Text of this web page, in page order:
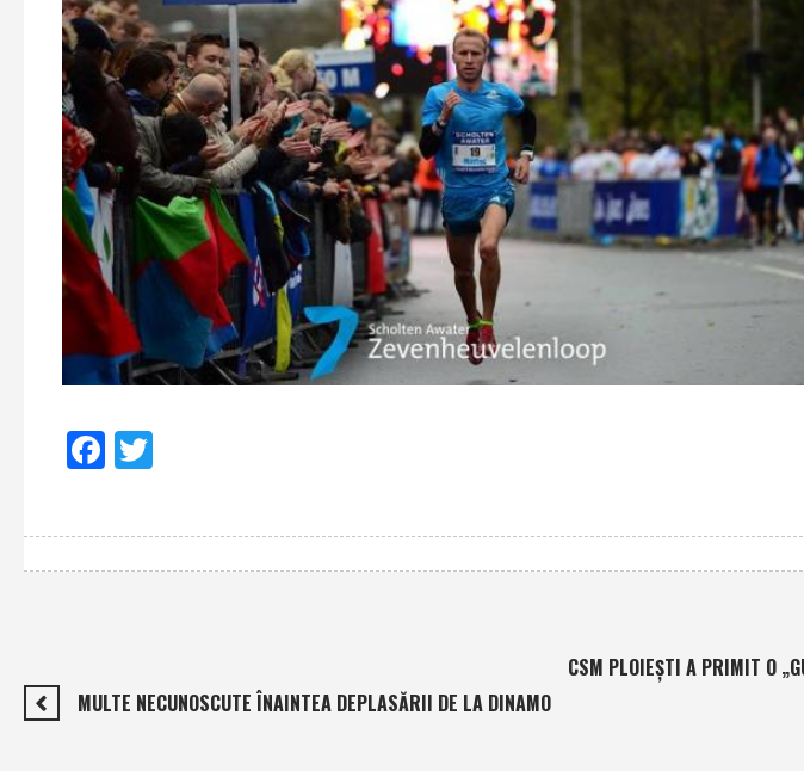
Facebook
CSM PLOIEŞTI A PRIMIT O
MULTE NECUNOSCUTE ÎNAINTEA DEPLASĂRII DE LA DINAMO